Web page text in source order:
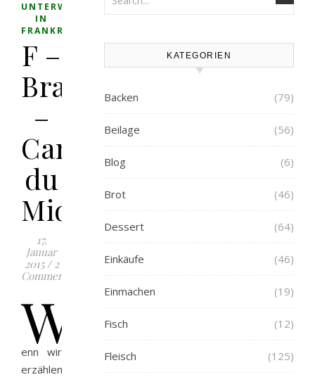
UNTERWEGS
IN
FRANKREICH
F –
Bram
–
Canal
du
Midi
17.
Januar
2015 / 2
Comments
W
enn wir
erzählen,
KATEGORIEN
Backen (79)
Beilage (56)
Blog (6)
Brot (46)
Dessert (64)
Einkäufe (46)
Einmachen (19)
Fisch (12)
Fleisch (125)